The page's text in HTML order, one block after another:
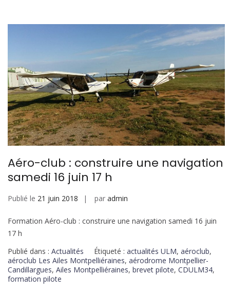
Aéro-club : construire une navigation
samedi 16 juin 17 h
Publié le 21 juin 2018 par admin
Formation Aéro-club : construire une navigation samedi 16 juin
17 h
Publié dans : Actualités Étiqueté : actualités ULM, aéroclub,
aéroclub Les Ailes Montpelliéraines, aérodrome Montpellier-
Candillargues, Ailes Montpelliéraines, brevet pilote, CDULM34,
formation pilote